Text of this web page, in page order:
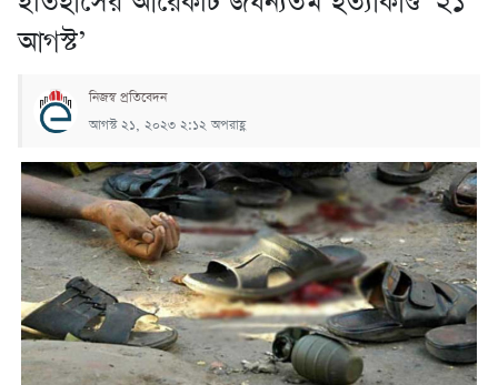
আগস্ট’
নিজস্ব প্রতিবেদন
আগস্ট ২১, ২০২৩ ২:১২ অপরাহ্ণ